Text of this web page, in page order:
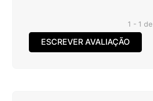
1 - 1de
ESCREVER AVALIAÇÃO